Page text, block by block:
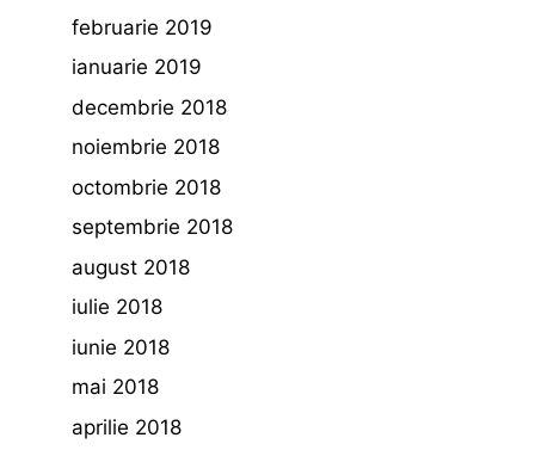
februarie 2019
ianuarie 2019
decembrie 2018
noiembrie 2018
octombrie 2018
septembrie 2018
august 2018
iulie 2018
iunie 2018
mai 2018
aprilie 2018